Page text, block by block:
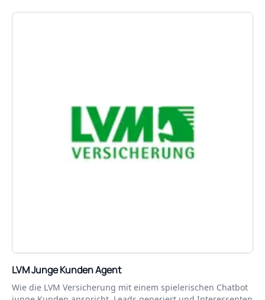
LVM Junge Kunden Agent
Wie die LVM Versicherung mit einem spielerischen Chatbot